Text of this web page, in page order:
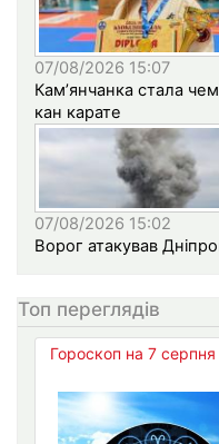
07/08/2026 15:07
Кам’янчанка стала
кан карате
07/08/2026 15:02
Ворог атакував
Топ переглядів
Гороскоп на 7